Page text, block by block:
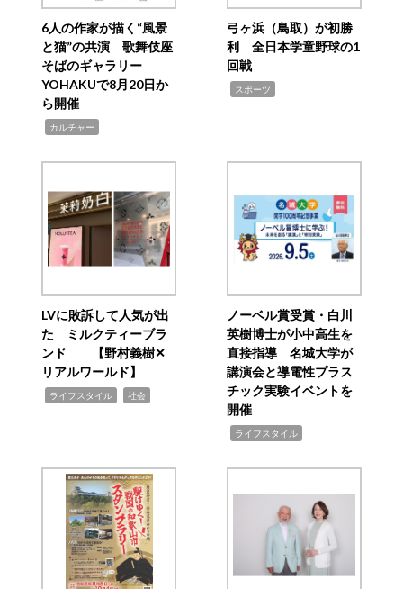
6人の作家が描く“風景
と猫”の共演 歌舞伎座
そばのギャラリー
YOHAKUで8月20日か
ら開催
カルチャー
弓ヶ浜（鳥取）が初勝
利 全日本学童野球の1
回戦
スポーツ
LVに敗訴して人気が出
た ミルクティーブラ
ンド 【野村義樹✕
リアルワールド】
ライフスタイル 社会
ノーベル賞受賞・白川
英樹博士が小中高生を
直接指導 名城大学が
講演会と導電性プラス
チック実験イベントを
開催
ライフスタイル